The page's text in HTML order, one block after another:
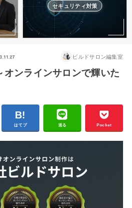
セキュリティ対策
ビルドサロン編集室
オンラインサロンで輝いた
はてブ 送る Pocket